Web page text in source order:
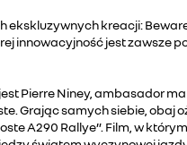
ekskluzywnych kreacji:
innowacyjność jest zawsze
Pierre Niney, ambasador
Grając samych siebie, obaj
A290 Rallye”. Film, w